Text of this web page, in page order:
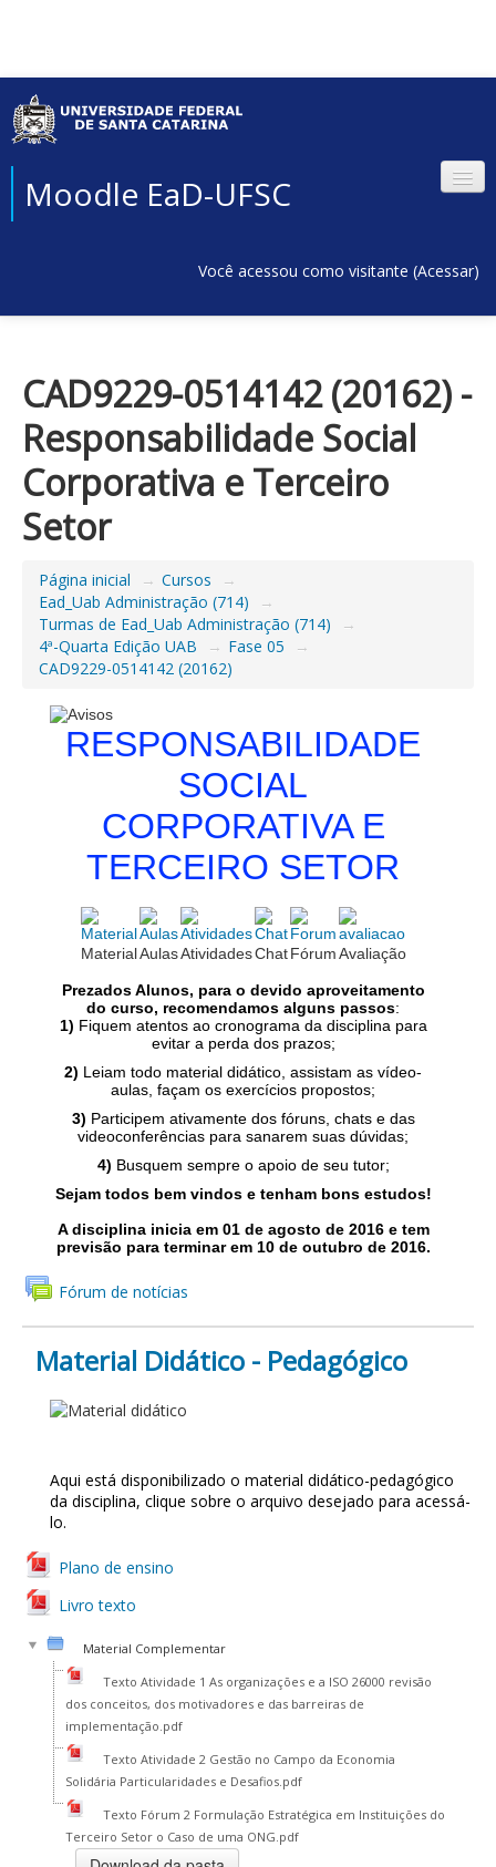
Moodle EaD-UFSC
Você acessou como visitante (Acessar)
CAD9229-0514142 (20162) -
Responsabilidade Social
Corporativa e Terceiro
Setor
Página inicial → Cursos
→
Ead_Uab Administração (714)
→
Turmas de Ead_Uab Administração (714)
→
4ª-Quarta Edição UAB
→ Fase 05
→
CAD9229-0514142 (20162)
RESPONSABILIDADE
SOCIAL
CORPORATIVA E
TERCEIRO SETOR
MaterialAulasAtividadesChat FórumAvaliação
Prezados Alunos, para o devido aproveitamento
do curso, recomendamos alguns passos:
1) Fiquem atentos ao cronograma da disciplina para
evitar a perda dos prazos;
2) Leiam todo material didático, assistam as vídeo-
aulas, façam os exercícios propostos;
3) Participem ativamente dos fóruns, chats e das
videoconferências para sanarem suas dúvidas;
4) Busquem sempre o apoio de seu tutor;
Sejam todos bem vindos e tenham bons estudos!
A disciplina inicia em 01 de agosto de 2016 e tem
previsão para terminar em 10 de outubro de 2016.
Fórum de notícias
Material Didático - Pedagógico
Aqui está disponibilizado o material didático-pedagógico
da disciplina, clique sobre o arquivo desejado para acessá-
lo.
Plano de ensino
Livro texto
Material Complementar
Texto Atividade 1 As organizações e a ISO 26000 revisão
dos conceitos, dos motivadores e das barreiras de
implementação.pdf
Texto Atividade 2 Gestão no Campo da Economia
Solidária Particularidades e Desafios.pdf
Texto Fórum 2 Formulação Estratégica em Instituições do
Terceiro Setor o Caso de uma ONG.pdf